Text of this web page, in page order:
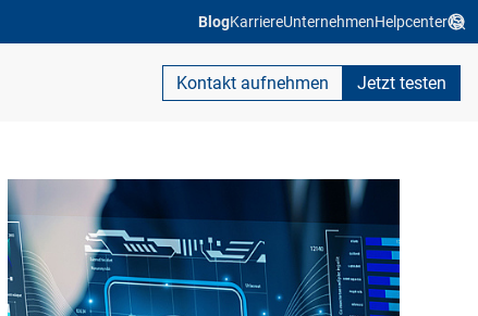
BlogKarriereUnternehmenHelpcenter
Kontakt aufnehmen Jetzt testen